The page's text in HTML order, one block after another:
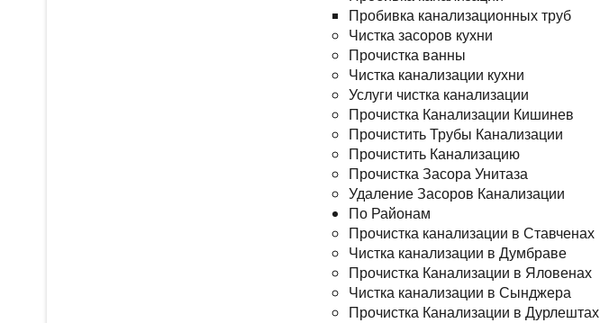
Пробивка канализационных труб
Чистка засоров кухни
Прочистка ванны
Чистка канализации кухни
Услуги чистка канализации
Прочистка Канализации Кишинев
Прочистить Трубы Канализации
Прочистить Канализацию
Прочистка Засора Унитаза
Удаление Засоров Канализации
По Районам
Прочистка канализации в Ставченах
Чистка канализации в Думбраве
Прочистка Канализации в Яловенах
Чистка канализации в Сынджера
Прочистка Канализации в Дурлештах